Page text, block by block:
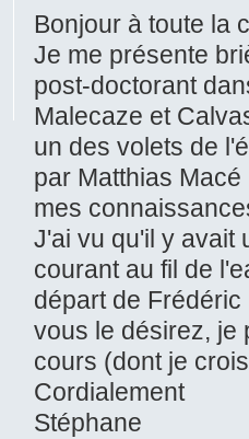
Bonjour à toute la
Je me présente
post-doctorant
Malecaze et
un des volets de
par Matthias
mes
J'ai vu qu'il y avait
courant au fil de
départ de
vous le désirez, je
cours (dont je
Cordialement
Stéphane